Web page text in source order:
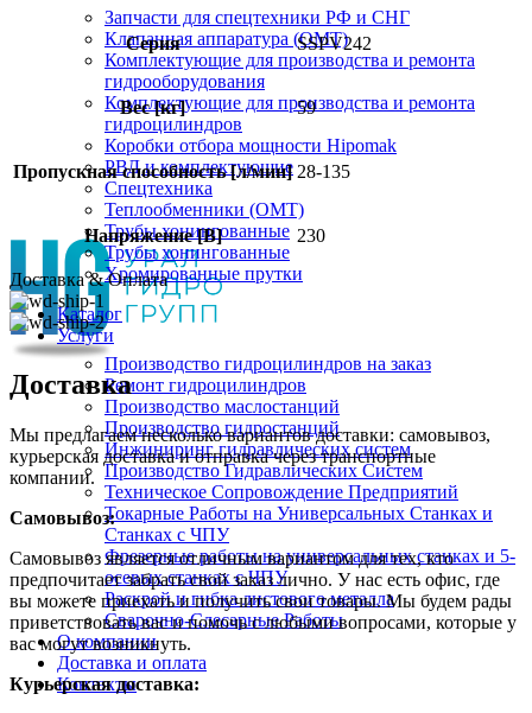
Запчасти для спецтехники РФ и СНГ
Клапанная аппаратура (OMT)
Комплектующие для производства и ремонта
гидрооборудования
Комплектующие для производства и ремонта
гидроцилиндров
Коробки отбора мощности Hipomak
РВД и комплектующие
Спецтехника
Теплообменники (OMT)
Трубы хонингованные
Трубы хонингованные
Хромированные прутки
Каталог
Услуги
Производство гидроцилиндров на заказ
Ремонт гидроцилиндров
Производство маслостанций
Производство гидростанций
Инжиниринг гидравлических систем
Производство Гидравлических Систем
Техническое Сопровождение Предприятий
Токарные Работы на Универсальных Станках и
Станках с ЧПУ
Фрезерные работы на универсальных станках и 5-
осевых станках с ЧПУ
Раскрой и гибка листового металла
Сварочно-Слесарные Работы
О компании
Доставка и оплата
Контакты
Серия SSPV242
Вес [кг] 59
Пропускная способность [л/мин] 28-135
Напряжение [В] 230
Доставка & Оплата
Доставка
Мы предлагаем несколько вариантов доставки: самовывоз,
курьерская доставка и отправка через транспортные
компании.
Самовывоз:
Самовывоз является отличным вариантом для тех, кто
предпочитает забрать свой заказ лично. У нас есть офис, где
вы можете приехать и получить свои товары. Мы будем рады
приветствовать вас и помочь с любыми вопросами, которые у
вас могут возникнуть.
Курьерская доставка: